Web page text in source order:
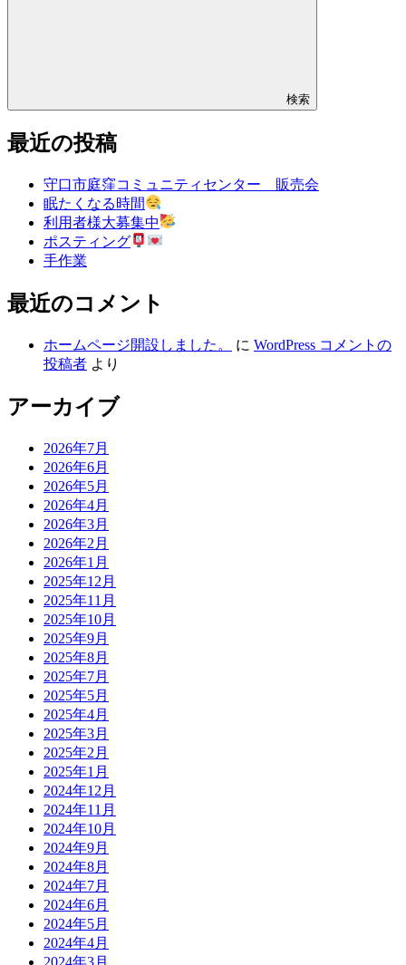
検索
最近の投稿
守口市庭窪コミュニティセンター 販売会
眠たくなる時間
利用者様大募集中
ポスティング
手作業
最近のコメント
ホームページ開設しました。 に WordPress コメントの
投稿者 より
アーカイブ
2026年7月
2026年6月
2026年5月
2026年4月
2026年3月
2026年2月
2026年1月
2025年12月
2025年11月
2025年10月
2025年9月
2025年8月
2025年7月
2025年5月
2025年4月
2025年3月
2025年2月
2025年1月
2024年12月
2024年11月
2024年10月
2024年9月
2024年8月
2024年7月
2024年6月
2024年5月
2024年4月
2024年3月